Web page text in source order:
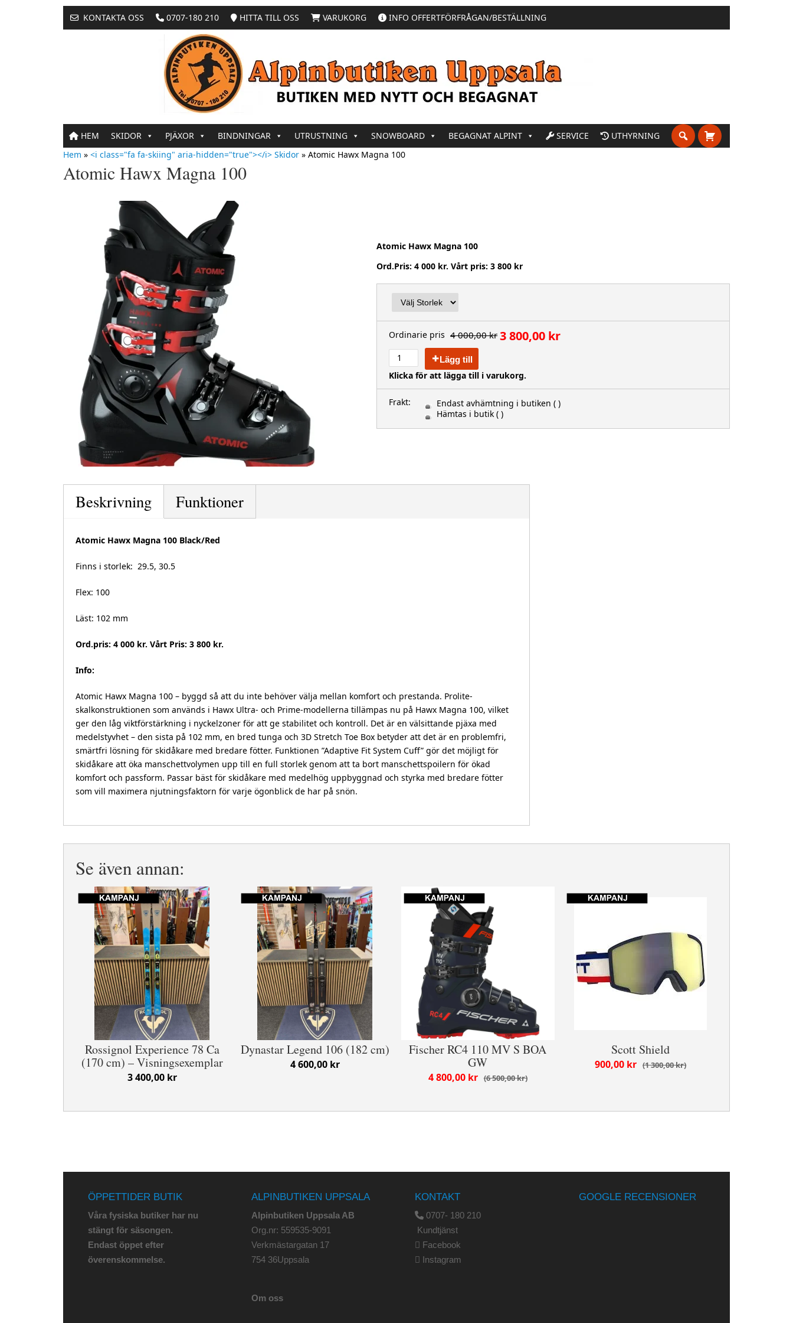
KONTAKTA OSS 0707-180 210 HITTA TILL OSS VARUKORG INFO OFFERTFÖRFRÅGAN/BESTÄLLNING
HEM SKIDOR PJÄXOR BINDNINGAR UTRUSTNING SNOWBOARD BEGAGNAT ALPINT SERVICE
UTHYRNING
Hem » <i class="fa fa-skiing" aria-hidden="true"></i> Skidor » Atomic Hawx Magna 100
Atomic Hawx Magna 100
Atomic Hawx Magna 100
Ord.Pris: 4 000 kr. Vårt pris: 3 800 kr
Ordinarie pris 4 000,00 kr 3 800,00 kr
Lägg till
Klicka för att lägga till i varukorg.
Frakt: Endast avhämtning i butiken ( )
Hämtas i butik ( )
Beskrivning Funktioner
Atomic Hawx Magna 100 Black/Red
Finns i storlek: 29.5, 30.5
Flex: 100
Läst: 102 mm
Ord.pris: 4 000 kr. Vårt Pris: 3 800 kr.
Info:
Atomic Hawx Magna 100 – byggd så att du inte behöver välja mellan komfort och prestanda. Prolite-
skalkonstruktionen som används i Hawx Ultra- och Prime-modellerna tillämpas nu på Hawx Magna 100, vilket
ger den låg viktförstärkning i nyckelzoner för att ge stabilitet och kontroll. Det är en välsittande pjäxa med
medelstyvhet – den sista på 102 mm, en bred tunga och 3D Stretch Toe Box betyder att det är en problemfri,
smärtfri lösning för skidåkare med bredare fötter. Funktionen ”Adaptive Fit System Cuff” gör det möjligt för
skidåkare att öka manschettvolymen upp till en full storlek genom att ta bort manschettspoilern för ökad
komfort och passform. Passar bäst för skidåkare med medelhög uppbyggnad och styrka med bredare fötter
som vill maximera njutningsfaktorn för varje ögonblick de har på snön.
Se även annan:
Rossignol Experience 78 Ca
(170 cm) – Visningsexemplar
3 400,00 kr
Dynastar Legend 106 (182 cm)
4 600,00 kr
Fischer RC4 110 MV S BOA
GW
6 500,00 kr
4 800,00 kr
Scott Shield
1 300,00 kr
900,00 kr
ÖPPETTIDER BUTIK
Våra fysiska butiker har nu
stängt för säsongen.
Endast öppet efter
överenskommelse.
ALPINBUTIKEN UPPSALA
Alpinbutiken Uppsala AB
Org.nr: 559535-9091
Verkmästargatan 17
754 36Uppsala
Om oss
KONTAKT
0707- 180 210
Kundtjänst
Facebook
Instagram
GOOGLE RECENSIONER